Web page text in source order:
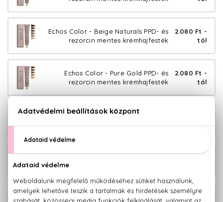
Echos Color - Beige Naturals PPD- és
rezorcin mentes krémhajfesték
2.080 Ft -
tól
Echos Color - Pure Gold PPD- és
rezorcin mentes krémhajfesték
2.080 Ft -
tól
Echos Color - Pure Red PPD- és
Echos Color - Pure Brown PPD- és
rezorcin mentes krémhajfesték
2.080 Ft -
Echos Color - Pure Copper PPD- és 2.080 Ft -